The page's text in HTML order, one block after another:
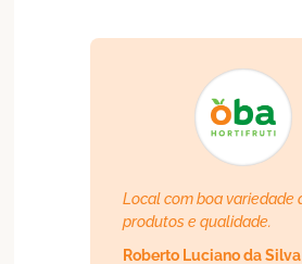
Local com boa variedade
produtos e qualidade.
Roberto Luciano da Silva